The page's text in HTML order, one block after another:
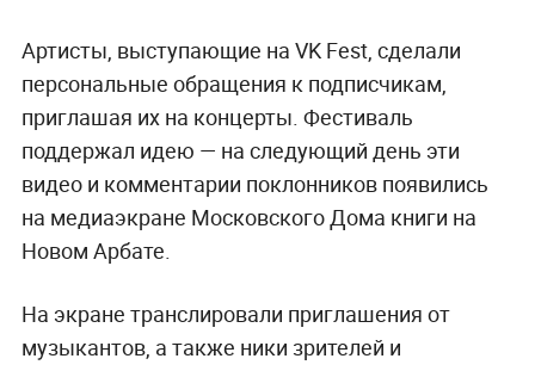
Артисты, выступающие на VK Fest, сделали
персональные обращения к подписчикам,
приглашая их на концерты. Фестиваль
поддержал идею — на следующий день эти
видео и комментарии поклонников появились
на медиаэкране Московского Дома книги на
Новом Арбате.
На экране транслировали приглашения от
музыкантов, а также ники зрителей и